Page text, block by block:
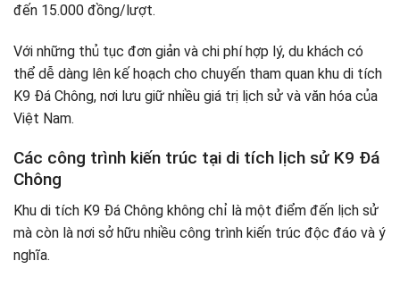
đến 15.000 đồng/lượt.
Với những thủ tục đơn giản và chi phí hợp lý, du khách có
thể dễ dàng lên kế hoạch cho chuyến tham quan khu di tích
K9 Đá Chông, nơi lưu giữ nhiều giá trị lịch sử và văn hóa của
Việt Nam.
Các công trình kiến trúc tại di tích lịch sử K9 Đá
Chông
Khu di tích K9 Đá Chông không chỉ là một điểm đến lịch sử
mà còn là nơi sở hữu nhiều công trình kiến trúc độc đáo và ý
nghĩa.